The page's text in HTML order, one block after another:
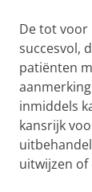
De tot voor
succesvol,
patiënten
inmiddels
kansrijk
uitwijzen of